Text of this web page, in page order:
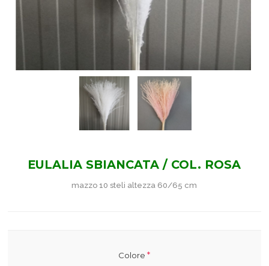
EULALIA SBIANCATA / COL. ROSA
mazzo 10 steli altezza 60/65 cm
Colore*